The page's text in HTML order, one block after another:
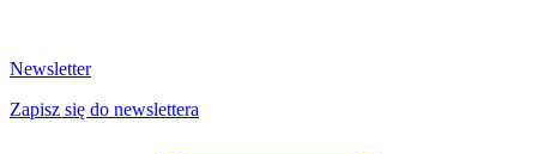
Newsletter
Zapisz się do newslettera